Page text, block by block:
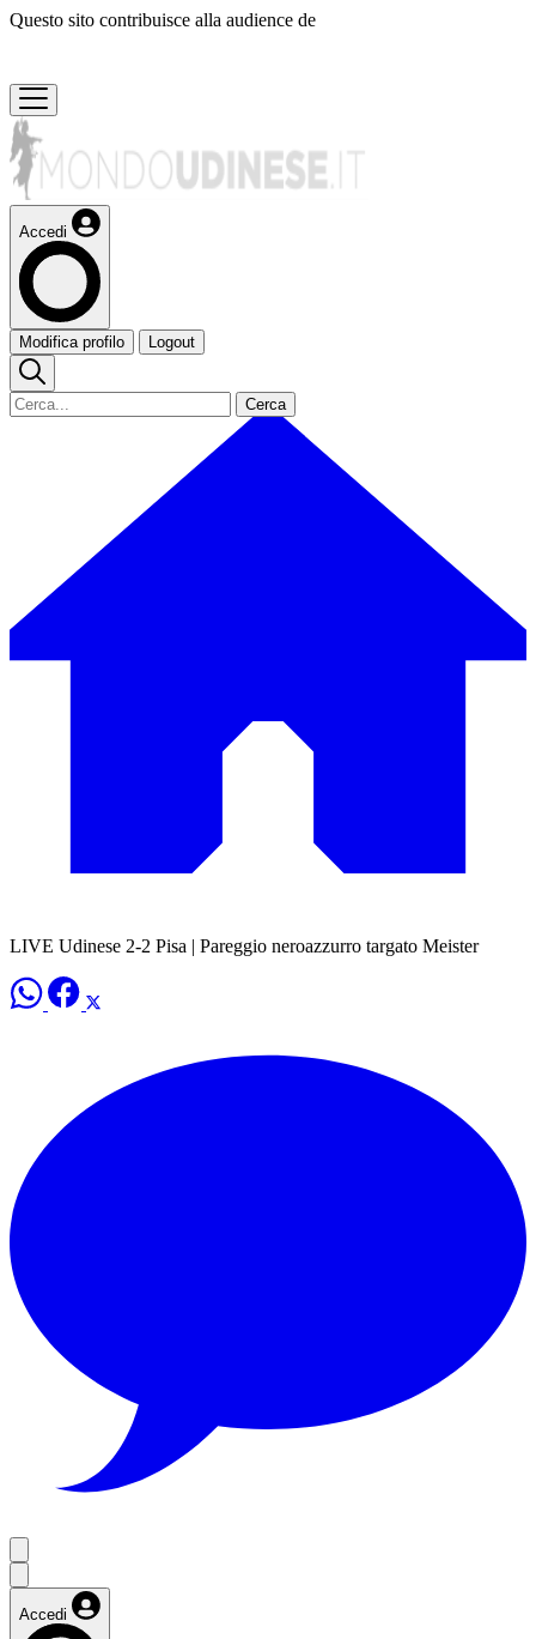
Questo sito contribuisce alla audience de
Accedi
Modifica profilo Logout
Cerca
LIVE Udinese 2-2 Pisa | Pareggio neroazzurro targato Meister
Accedi